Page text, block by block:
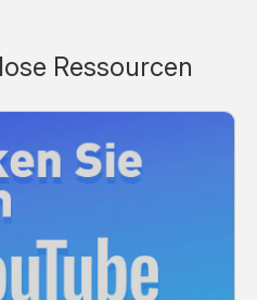
Ressourcen